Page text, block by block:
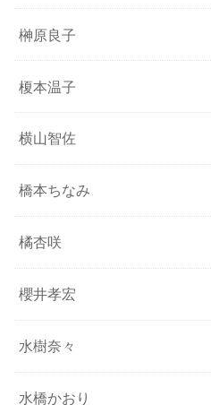
榊原良子
榎本温子
横山智佐
橋本ちなみ
橘杏咲
櫻井孝宏
水樹奈々
水橋かおり